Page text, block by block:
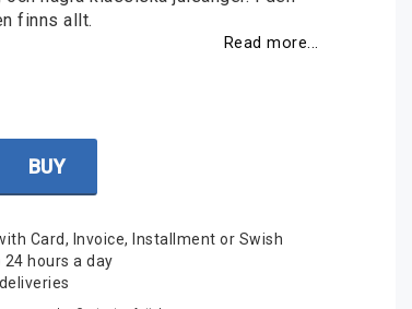
finns allt.
Read more...
BUY
Card, Invoice, Installment or Swish
24 hours a day